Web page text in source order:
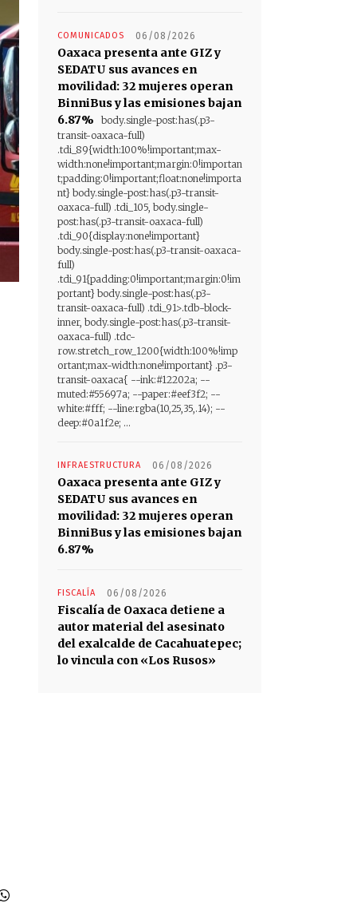
COMUNICADOS 06/08/2026
Oaxaca presenta ante GIZ y
SEDATU sus avances en
movilidad: 32 mujeres operan
BinniBus y las emisiones bajan
6.87%
body.single-post:has(.p3-
transit-oaxaca-full)
.tdi_89{width:100%!important;max-
width:none!important;margin:0!importan
t;padding:0!important;float:none!importa
nt} body.single-post:has(.p3-transit-
oaxaca-full) .tdi_105, body.single-
post:has(.p3-transit-oaxaca-full)
.tdi_90{display:none!important}
body.single-post:has(.p3-transit-oaxaca-
full)
.tdi_91{padding:0!important;margin:0!im
portant} body.single-post:has(.p3-
transit-oaxaca-full) .tdi_91>.tdb-block-
inner, body.single-post:has(.p3-transit-
oaxaca-full) .tdc-
row.stretch_row_1200{width:100%!imp
ortant;max-width:none!important} .p3-
transit-oaxaca{ --ink:#12202a; --
muted:#55697a; --paper:#eef3f2; --
white:#fff; --line:rgba(10,25,35,.14); --
deep:#0a1f2e; ...
INFRAESTRUCTURA 06/08/2026
Oaxaca presenta ante GIZ y
SEDATU sus avances en
movilidad: 32 mujeres operan
BinniBus y las emisiones bajan
6.87%
FISCALÍA 06/08/2026
Fiscalía de Oaxaca detiene a
autor material del asesinato
del exalcalde de Cacahuatepec;
lo vincula con «Los Rusos»